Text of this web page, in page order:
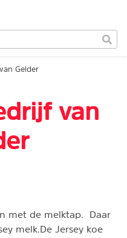
Gelder
van
met de melktap. Daar
melk.De Jersey koe